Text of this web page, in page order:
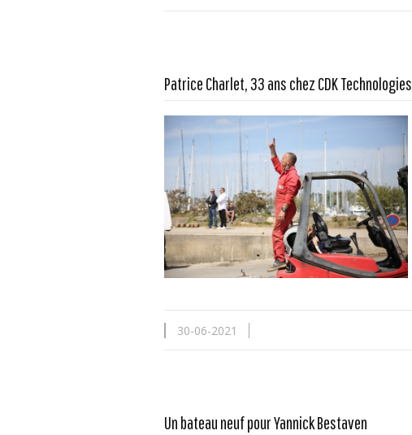
Patrice Charlet, 33 ans chez CDK Technologies
En savoir plus...
30-06-2021
Un bateau neuf pour Yannick Bestaven
En savoir plus...